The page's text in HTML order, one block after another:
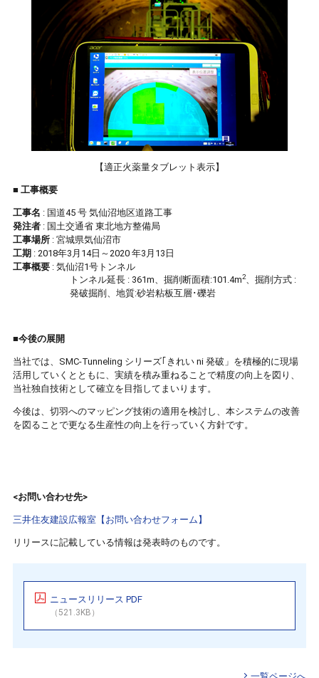
【適正火薬量タブレット表示】
■ 工事概要
工事名 : 国道45 号 気仙沼地区道路工事
発注者 : 国土交通省 東北地方整備局
工事場所 : 宮城県気仙沼市
工期 : 2018年3月14日～2020 年3月13日
工事概要 : 気仙沼1号トンネル
トンネル延長 : 361m、掘削断面積:101.4m2、掘削方式 :
発破掘削、地質:砂岩粘板互層･礫岩
■今後の展開
当社では、SMC-Tunneling シリーズ｢きれい ni 発破」を積極的に現場
活用していくとともに、実績を積み重ねることで精度の向上を図り、
当社独自技術として確立を目指してまいります。
今後は、切羽へのマッピング技術の適用を検討し、本システムの改善
を図ることで更なる生産性の向上を行っていく方針です。
<お問い合わせ先>
三井住友建設広報室【お問い合わせフォーム】
リリースに記載している情報は発表時のものです。
ニュースリリース PDF
（521.3KB）